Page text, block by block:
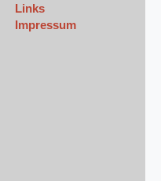
Links
Impressum